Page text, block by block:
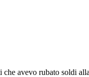
avevo rubato soldi